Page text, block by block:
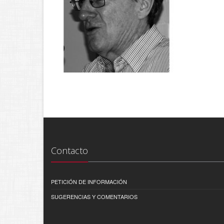
Contacto
PETICIÓN DE INFORMACIÓN
SUGERENCIAS Y COMENTARIOS